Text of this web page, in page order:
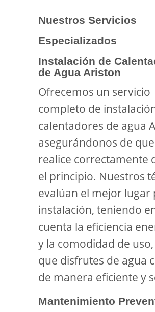
Nuestros Servicios
Especializados
Instalación de
de Agua Ariston
Ofrecemos un servicio
completo de
calentadores de agua
asegurándonos de
realice correctamente
el principio. Nuestros
evalúan el mejor lugar
instalación, teniendo
cuenta la eficiencia
y la comodidad de
que disfrutes de agua
de manera eficiente y
Mantenimiento